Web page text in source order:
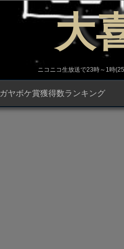
大
ニコニコ生放送で23時～1時
ガヤボケ賞獲得数ランキング